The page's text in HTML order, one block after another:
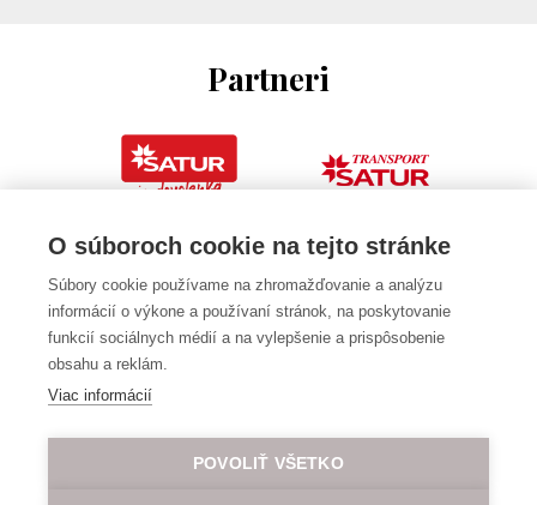
Partneri
O súboroch cookie na tejto stránke
Súbory cookie používame na zhromažďovanie a analýzu
informácií o výkone a používaní stránok, na poskytovanie
funkcií sociálnych médií a na vylepšenie a prispôsobenie
obsahu a reklám.
Viac informácií
POVOLIŤ VŠETKO